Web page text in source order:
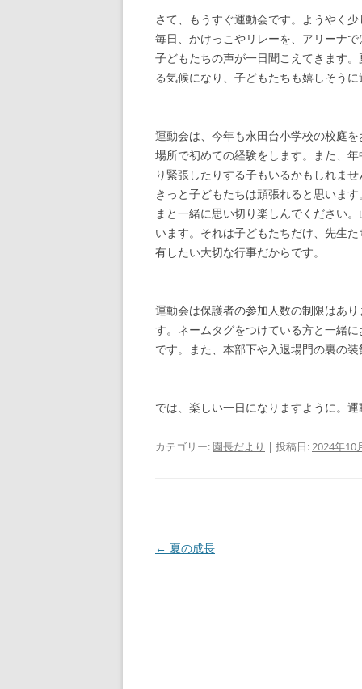
さて、もうすぐ運動会です。ようやく
毎日、かけっこやリレーを、アリーナ
子どもたちの声が一日聞こえてきます
る気候になり、子どもたちも嬉しそう
運動会は、今年も永田台小学校の校庭
場所で初めての経験をします。また、
り緊張したりする子もいるかもしれま
きっと子どもたちは頑張れると思いま
まと一緒に思い切り楽しんでください
います。それは子どもたちだけ、先生
有したい大切な行事だからです。
運動会は保護者の参加人数の制限はあ
す。ネームタグをつけている方と一緒
です。また、本部下や入退場門の裏の
では、楽しい一日になりますように。
カテゴリー: 園長だより | 投稿日:2024年10
投
← 夏の成長